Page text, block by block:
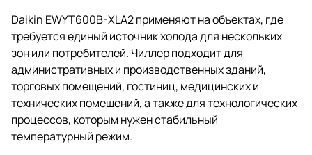
Daikin EWYT600B-XLA2 применяют на объектах, где
требуется единый источник холода для нескольких
зон или потребителей. Чиллер подходит для
административных и производственных зданий,
торговых помещений, гостиниц, медицинских и
технических помещений, а также для технологических
процессов, которым нужен стабильный
температурный режим.